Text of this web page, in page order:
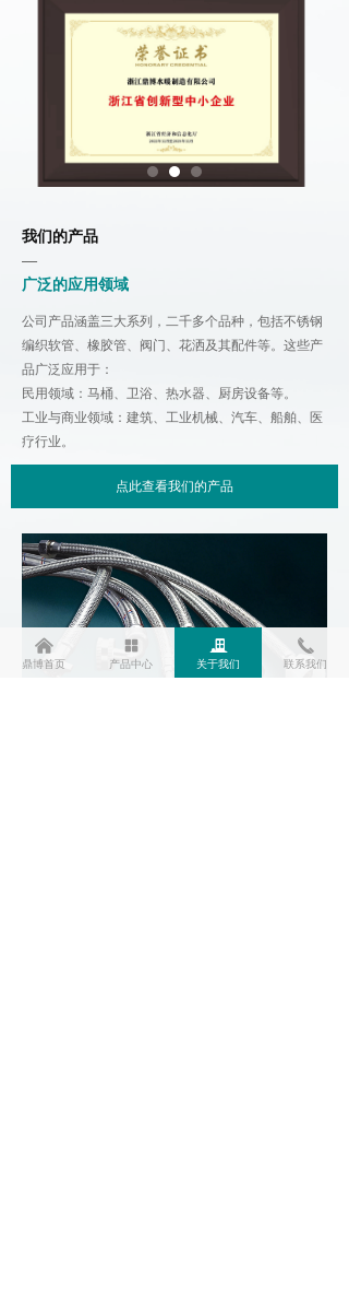
我们的产品
—
广泛的应用领域
公司产品涵盖三大系列，二千多个品种，包括不锈钢
编织软管、橡胶管、阀门、花洒及其配件等。这些产
品广泛应用于：
民用领域：马桶、卫浴、热水器、厨房设备等。
工业与商业领域：建筑、工业机械、汽车、船舶、医
疗行业。
点此查看我们的产品
낀
鼎博首页
넒
产品中心
끉
关于我们
끅
联系我们